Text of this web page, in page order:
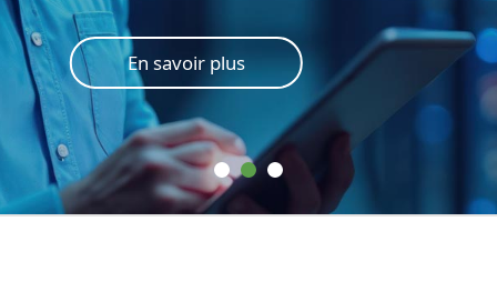
En savoir plus